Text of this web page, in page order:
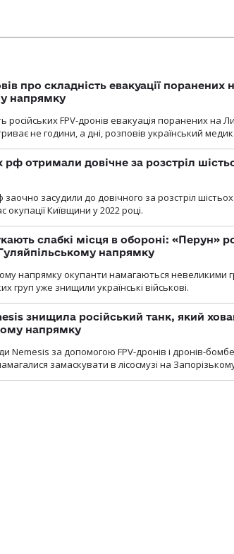
про складність евакуації поранених
напрямку
російських FPV-дронів евакуація поранених на
не години, а дні, розповів український медик.
рф отримали довічне за розстріл
заочно засудили до довічного за розстріл
окупації Київщини у 2022 році.
слабкі місця в обороні: «Перун»
напрямку
напрямку окупанти намагаються невеликими
груп уже знищили українські військові.
знищила російський танк, який
напрямку
Nemesis за допомогою FPV-дронів і дронів-
замаскувати в лісосмузі на